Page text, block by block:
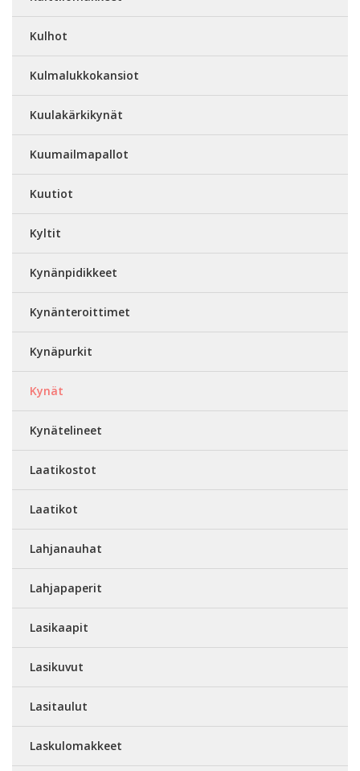
Kulhot
Kulmalukkokansiot
Kuulakärkikynät
Kuumailmapallot
Kuutiot
Kyltit
Kynänpidikkeet
Kynänteroittimet
Kynäpurkit
Kynät
Kynätelineet
Laatikostot
Laatikot
Lahjanauhat
Lahjapaperit
Lasikaapit
Lasikuvut
Lasitaulut
Laskulomakkeet